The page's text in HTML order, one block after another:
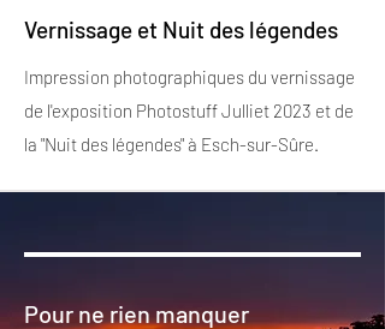
Vernissage et Nuit des légendes
Impression photographiques du vernissage
de l'exposition Photostuff Julliet 2023 et de
la "Nuit des légendes" à Esch-sur-Sûre.
Pour ne rien manquer